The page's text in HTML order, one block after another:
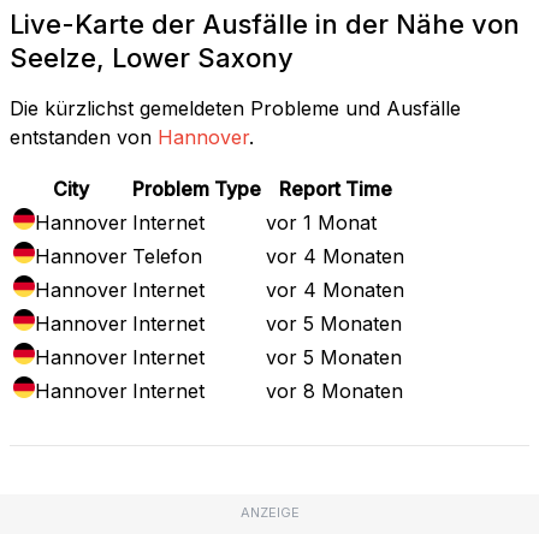
Live-Karte der Ausfälle in der Nähe von
Seelze, Lower Saxony
Die kürzlichst gemeldeten Probleme und Ausfälle
entstanden von Hannover.
City Problem Type
Report Time
Hannover Internet
vor 1 Monat
Hannover Telefon
vor 4 Monaten
Hannover Internet
vor 4 Monaten
Hannover Internet
vor 5 Monaten
Hannover Internet
vor 5 Monaten
Hannover Internet vor 8 Monaten
ANZEIGE